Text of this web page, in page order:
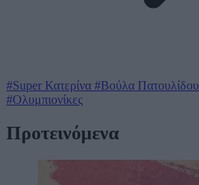
#Super Κατερίνα #Βούλα Πατουλίδου
#Ολυμπιονίκες
Προτεινόμενα